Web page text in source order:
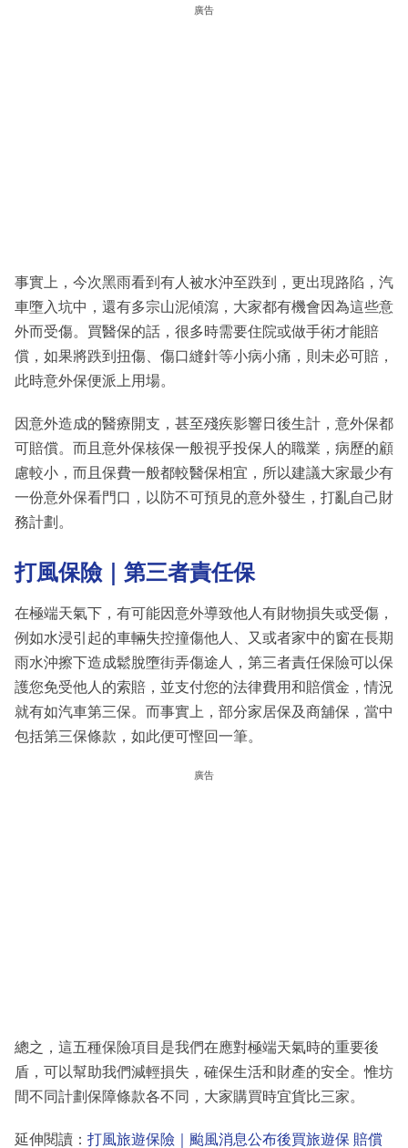
廣告
事實上，今次黑雨看到有人被水沖至跌到，更出現路陷，汽
車墮入坑中，還有多宗山泥傾瀉，大家都有機會因為這些意
外而受傷。買醫保的話，很多時需要住院或做手術才能賠
償，如果將跌到扭傷、傷口縫針等小病小痛，則未必可賠，
此時意外保便派上用場。
因意外造成的醫療開支，甚至殘疾影響日後生計，意外保都
可賠償。而且意外保核保一般視乎投保人的職業，病歷的顧
慮較小，而且保費一般都較醫保相宜，所以建議大家最少有
一份意外保看門口，以防不可預見的意外發生，打亂自己財
務計劃。
打風保險｜第三者責任保
在極端天氣下，有可能因意外導致他人有財物損失或受傷，
例如水浸引起的車輛失控撞傷他人、又或者家中的窗在長期
雨水沖擦下造成鬆脫墮街弄傷途人，第三者責任保險可以保
護您免受他人的索賠，並支付您的法律費用和賠償金，情況
就有如汽車第三保。而事實上，部分家居保及商舖保，當中
包括第三保條款，如此便可慳回一筆。
廣告
總之，這五種保險項目是我們在應對極端天氣時的重要後
盾，可以幫助我們減輕損失，確保生活和財產的安全。惟坊
間不同計劃保障條款各不同，大家購買時宜貨比三家。
延伸閱讀： 打風旅遊保險｜颱風消息公布後買旅遊保 賠償